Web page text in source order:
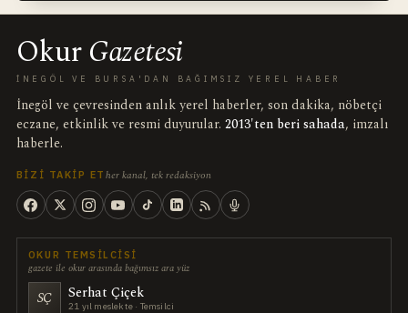
OkurGazetesi
İNEGÖL VE BURSA'DAN BAĞIMSIZ YEREL HABER
İnegöl ve çevresinden anlık yerel haberler, son dakika, nöbetçi
eczane, etkinlik ve resmi duyurular. 2013'ten beri sahada, imzalı
haberle.
BIZI TAKIP ET her kanal, tek redaksiyon
OKUR TEMSILCISI
gazete ile okur arasında bağımsız ara yüz
SÇ Serhat Çiçek
21 yıl meslekte · Temsilci